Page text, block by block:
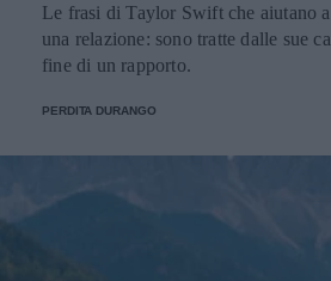
Le frasi di Taylor Swift che aiutano
una relazione: sono tratte dalle sue
fine di un rapporto.
PERDITA DURANGO